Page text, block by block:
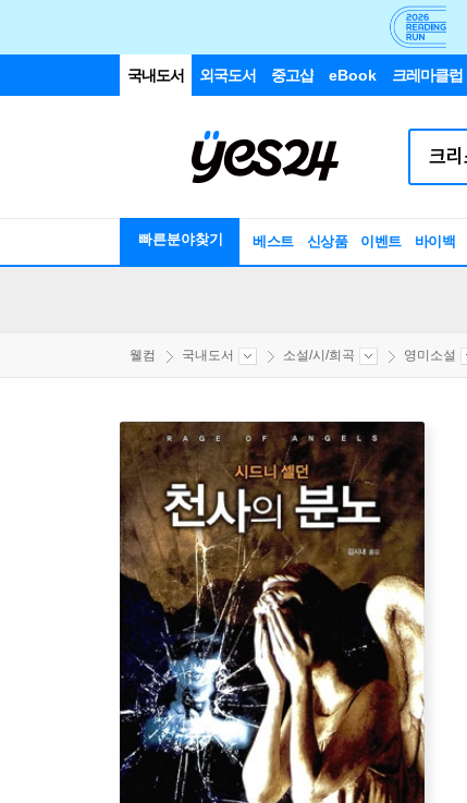
국내도서 외국도서 중고샵 eBook 크레마클럽
빠른분야찾기 베스트 신상품 이벤트 바이백
웰컴 국내도서 소설/시/희곡 영미소설